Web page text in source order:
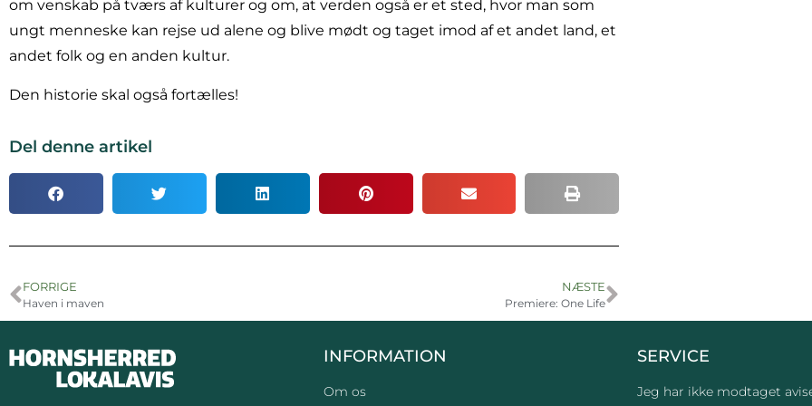
om venskab på tværs af kulturer og om, at verden også er et sted, hvor man som
ungt menneske kan rejse ud alene og blive mødt og taget imod af et andet land, et
andet folk og en anden kultur.
Den historie skal også fortælles!
Del denne artikel
FORRIGE
Haven i maven
NÆSTE
Premiere: One Life
INFORMATION
Om os
SERVICE
Jeg har ikke modtaget